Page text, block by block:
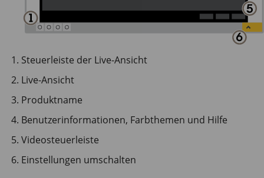
Steuerleiste der Live-Ansicht
Live-Ansicht
Produktname
Benutzerinformationen, Farbthemen und Hilfe
Videosteuerleiste
Einstellungen umschalten